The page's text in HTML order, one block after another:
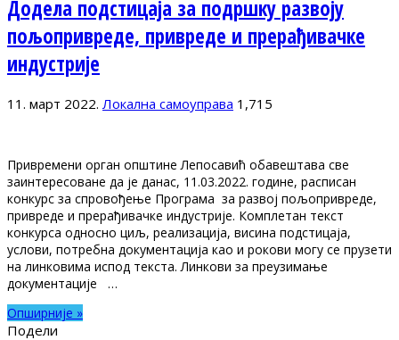
Додела подстицаја за подршку развоју
пољопривреде, привреде и прерађивачке
индустрије
11. март 2022. Локална самоуправа 1,715
Привремени орган општине Лепосавић обавештава све
заинтересоване да је данас, 11.03.2022. године, расписан
конкурс за спровођење Програма за развој пољопривреде,
привреде и прерађивачке индустрије. Комплетан текст
конкурса односно циљ, реализација, висина подстицаја,
услови, потребна документација као и рокови могу се прузети
на линковима испод текста. Линкови за преузимање
документације …
Опширније »
Подели